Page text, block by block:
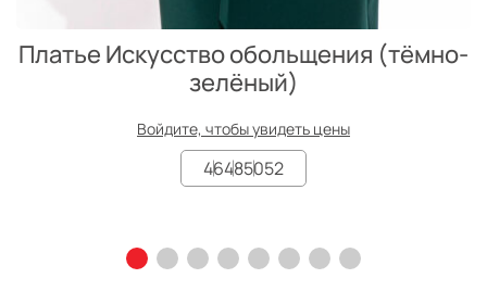
Платье Искусство обольщения (тёмно-
зелёный)
Войдите, чтобы увидеть цены
46485052